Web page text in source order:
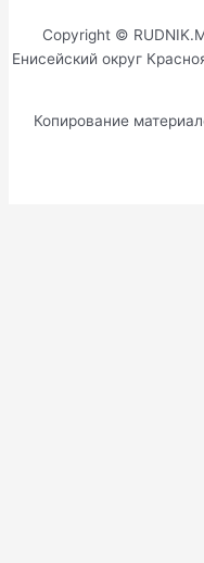
Copyright ©
Енисейский округ
Копирование